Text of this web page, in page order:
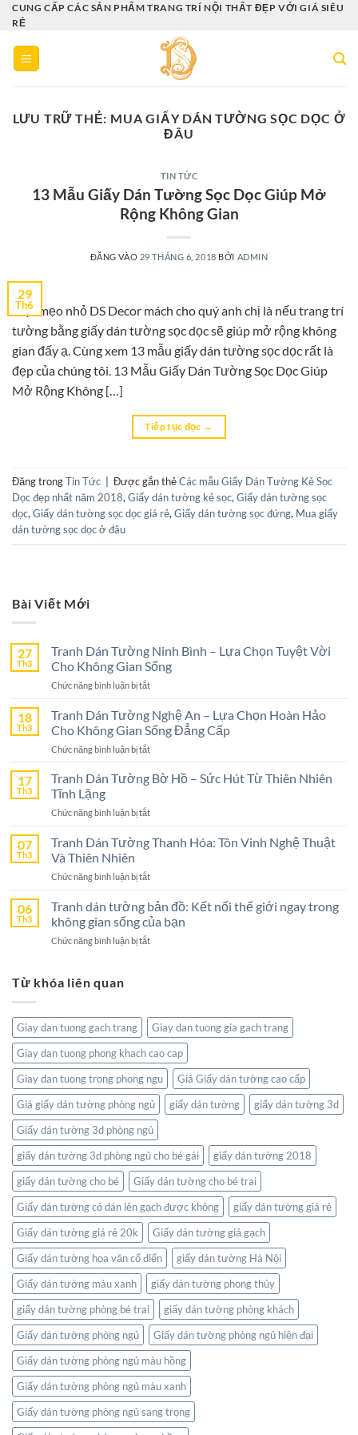
Bỏ
qua
nội
dung
CUNG CẤP CÁC SẢN PHẨM TRANG TRÍ NỘI THẤT ĐẸP VỚI GIÁ SIÊU
RẺ
LƯU TRỮ THẺ: MUA GIẤY DÁN TƯỜNG SỌC DỌC Ở
ĐÂU
TIN TỨC
13 Mẫu Giấy Dán Tường Sọc Dọc Giúp Mở
Rộng Không Gian
ĐĂNG VÀO 29 THÁNG 6, 2018 BỞI ADMIN
29
Th6
Một mẹo nhỏ DS Decor mách cho quý anh chị là nếu trang trí
tường bằng giấy dán tường sọc dọc sẽ giúp mở rộng không
gian đấy ạ. Cùng xem 13 mẫu giấy dán tường sọc dọc rất là
đẹp của chúng tôi. 13 Mẫu Giấy Dán Tường Sọc Dọc Giúp
Mở Rộng Không […]
Tiếp tục đọc →
Đăng trongTin Tức Được gắn thẻCác mẫu Giấy Dán Tường Kẻ Sọc
Dọc đẹp nhất năm 2018, Giấy dán tường kẻ sọc, Giấy dán tường sọc
dọc, Giấy dán tường sọc dọc giá rẻ, Giấy dán tường sọc đứng, Mua giấy
dán tường sọc dọc ở đâu
Bài Viết Mới
27
Th3
Tranh Dán Tường Ninh Bình – Lựa Chọn Tuyệt Vời
Cho Không Gian Sống
Chức năng bình luận bị tắtở
Dán
Tường
Ninh
Bình
Lựa
Không
Sống
18
Th3
Tranh Dán Tường Nghệ An – Lựa Chọn Hoàn Hảo
Cho Không Gian Sống Đẳng Cấp
Chức năng bình luận bị tắtở
Dán
An
Lựa
Không
Gian
Sống
17
Th3
Tranh Dán Tường Bờ Hồ – Sức Hút Từ Thiên Nhiên
Tĩnh Lặng
Chức năng bình luận bị tắtở
Dán
Hồ
Sức
Hút
07
Th3
Tranh Dán Tường Thanh Hóa: Tôn Vinh Nghệ Thuật
Và Thiên Nhiên
Chức năng bình luận bị tắtở
Dán
Tường
Thanh
Hóa:
Thiên
Nhiên
06
Th3
Tranh dán tường bản đồ: Kết nối thế giới ngay trong
không gian sống của bạn
Chức năng bình luận bị tắtở
Kết
nối
giới
ngay
trong
không
gian
sống
của
bạn
Từ khóa liên quan
Giay dan tuong gach trang
Giay dan tuong gia gach trang
Giay dan tuong phong khach cao cap
Giay dan tuong trong phong ngu
Giá Giấy dán tường cao cấp
Giá giấy dán tường phòng ngủ
giấy dán tường
giấy dán tường 3d
Giấy dán tường 3d phòng ngủ
giấy dán tường 3d phòng ngủ cho bé gái
giấy dán tường 2018
giấy dán tường cho bé
Giấy dán tường cho bé trai
Giấy dán tường có dán lên gạch được không
giấy dán tường giá rẻ
Giấy dán tường giá rẻ 20k
Giấy dán tường giả gạch
Giấy dán tường hoa văn cổ điển
giấy dán tường Hà Nội
Giấy dán tường màu xanh
giấy dán tường phong thủy
giấy dán tường phòng bé trai
giấy dán tường phòng khách
Giấy dán tường phòng ngủ
Giấy dán tường phòng ngủ hiện đại
Giấy dán tường phòng ngủ màu hồng
Giấy dán tường phòng ngủ màu xanh
Giấy dán tường phòng ngủ sang trọng